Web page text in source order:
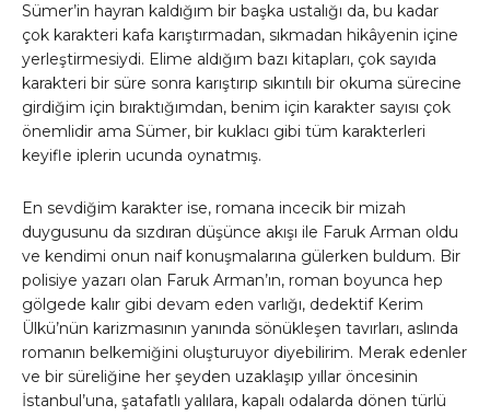
Sümer’in hayran kaldığım bir başka ustalığı da, bu kadar
çok karakteri kafa karıştırmadan, sıkmadan hikâyenin içine
yerleştirmesiydi. Elime aldığım bazı kitapları, çok sayıda
karakteri bir süre sonra karıştırıp sıkıntılı bir okuma sürecine
girdiğim için bıraktığımdan, benim için karakter sayısı çok
önemlidir ama Sümer, bir kuklacı gibi tüm karakterleri
keyifle iplerin ucunda oynatmış.
En sevdiğim karakter ise, romana incecik bir mizah
duygusunu da sızdıran düşünce akışı ile Faruk Arman oldu
ve kendimi onun naif konuşmalarına gülerken buldum. Bir
polisiye yazarı olan Faruk Arman’ın, roman boyunca hep
gölgede kalır gibi devam eden varlığı, dedektif Kerim
Ülkü’nün karizmasının yanında sönükleşen tavırları, aslında
romanın belkemiğini oluşturuyor diyebilirim. Merak edenler
ve bir süreliğine her şeyden uzaklaşıp yıllar öncesinin
İstanbul’una, şatafatlı yalılara, kapalı odalarda dönen türlü